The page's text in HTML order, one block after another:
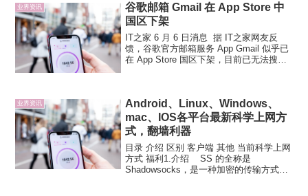
馈、讨论的情况来看，此次IP大规模被墙
事件...
业界资讯
谷歌邮箱 Gmail 在 App Store 中
国区下架
IT之家 6 月 6 日消息 据 IT之家网友反
馈，谷歌官方邮箱服务 App Gmail 似乎已
在 App Store 国区下架，目前已无法搜索
业界资讯
Android、Linux、Windows、
mac、IOS各平台最新科学上网方
式，翻墙利器
目录 介绍 区别 客户端 其他 当前科学上网
方式 福利1.介绍 SS 的全称是
Shadowsocks，是一种加密的传输方式